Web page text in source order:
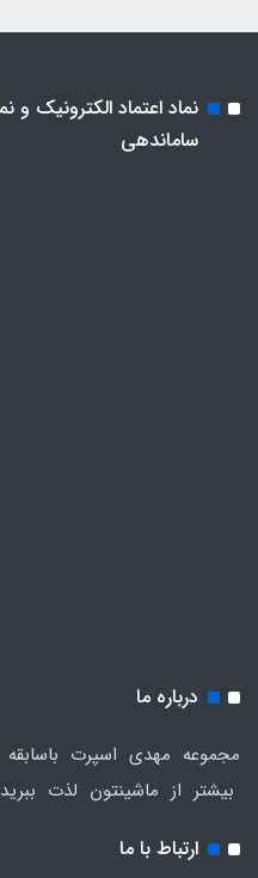
نماد اعتماد الکترونیک و
ساماندهی
درباره ما
بیشتر از ماشینتون لذت ببرید
ارتباط با ما